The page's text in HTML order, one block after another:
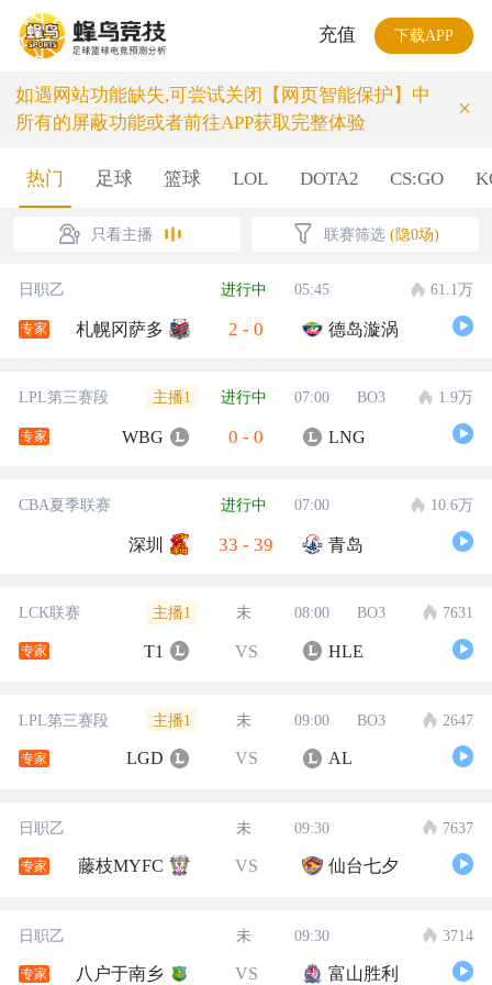
充值 下载APP
如遇网站功能缺失,可尝试关闭【网页智能保护】中
所有的屏蔽功能或者前往APP获取完整体验
×
热门 足球 篮球 LOL DOTA2 CS:GO
只看主播 联赛筛选 (隐0场)
日职乙 进行中 05:45 61.1万
专家 札幌冈萨多 2 - 0 德岛漩涡
LPL第三赛段 主播1 进行中 07:00 BO3 1.9万
专家 WBG 0 - 0 LNG
CBA夏季联赛 进行中 07:00 10.6万
深圳 33 - 39 青岛
LCK联赛 主播1 未 08:00 BO3 7631
专家 T1 VS HLE
LPL第三赛段 主播1 未 09:00 BO3 2647
专家 LGD VS AL
日职乙 未 09:30 7637
专家 藤枝MYFC VS 仙台七夕
日职乙 未 09:30 3714
专家 八户于南乡 VS 富山胜利